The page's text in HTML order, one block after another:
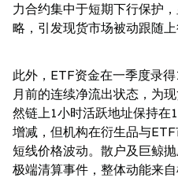
力合约集中于短期下行保护
略，引发现货市场被动跟随上
此外，ETF资金在一季度录
月前的连续净流出状态，为
然链上1小时活跃地址保持在
增减，但机构在衍生品与
短线价格波动。散户及巨鲸
极端清算事件，整体动能来自